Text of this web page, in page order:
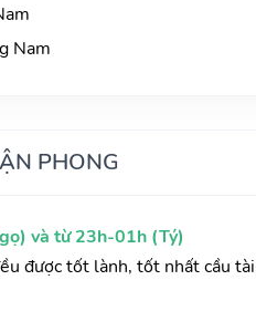
Nam
PHONG
và từ 23h-01h (Tý)
được tốt lành, tốt nhất cầu